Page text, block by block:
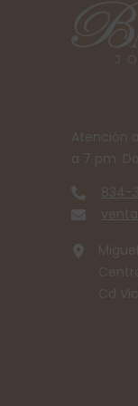
Atención
a 7 pm.
834-
Cd